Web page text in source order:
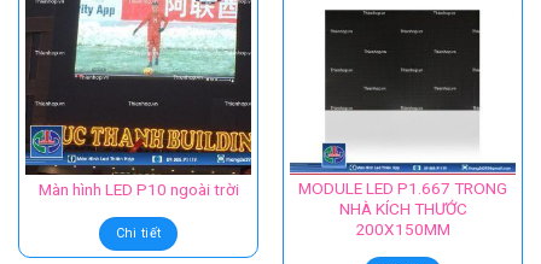
Màn hình LED P10 ngoài trời
Chi tiết
MODULE LED P1.667 TRONG
NHÀ KÍCH THƯỚC
200X150MM